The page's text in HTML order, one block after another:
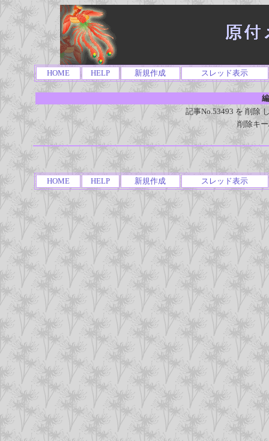
HOME HELP 新規作成 スレッド表示
記事No.53493 を 削除
削除キ
HOME HELP 新規作成 スレッド表示